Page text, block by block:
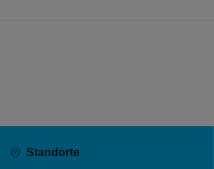
Standorte